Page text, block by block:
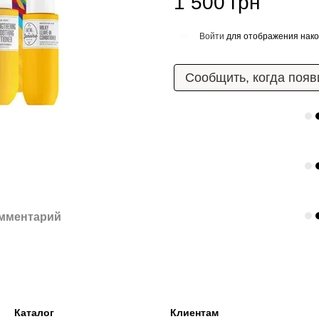
Войти для отображения
Сообщить, когда
Каталог Клиентам